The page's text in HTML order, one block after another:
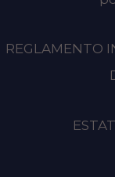
REGLAMENTO